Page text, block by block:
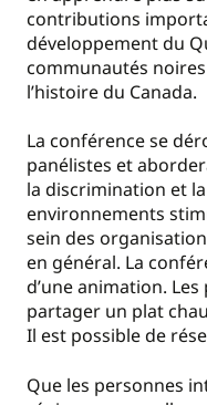
contributions
développement du
communautés
l’histoire du Canada.
La conférence se
panélistes et
la discrimination et
environnements
sein des
en général. La
d’une animation.
partager un plat
Il est possible de
Que les personnes